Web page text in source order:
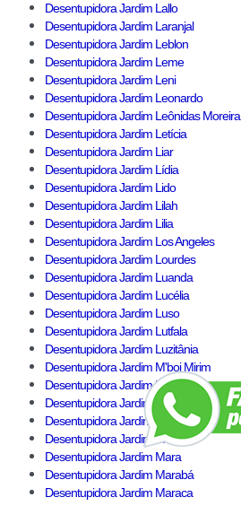
Desentupidora Jardim Lallo
Desentupidora Jardim Laranjal
Desentupidora Jardim Leblon
Desentupidora Jardim Leme
Desentupidora Jardim Leni
Desentupidora Jardim Leonardo
Desentupidora Jardim Leônidas Moreira
Desentupidora Jardim Letícia
Desentupidora Jardim Liar
Desentupidora Jardim Lídia
Desentupidora Jardim Lido
Desentupidora Jardim Lilah
Desentupidora Jardim Lilia
Desentupidora Jardim Los Angeles
Desentupidora Jardim Lourdes
Desentupidora Jardim Luanda
Desentupidora Jardim Lucélia
Desentupidora Jardim Luso
Desentupidora Jardim Lutfala
Desentupidora Jardim Luzitânia
Desentupidora Jardim M'boi Mirim
Desentupidora Jardim Macedônia
Desentupidora Jardim Madalena
Desentupidora Jardim Malia
Desentupidora Jardim Manacá
Desentupidora Jardim Mara
Desentupidora Jardim Marabá
Desentupidora Jardim Maraca